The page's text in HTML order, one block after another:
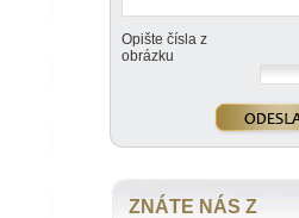
Opište čísla z
obrázku
ZNÁTE NÁS Z